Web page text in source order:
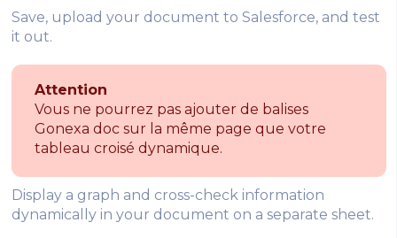
Save, upload your document to Salesforce, and test
it out.
Attention
Vous ne pourrez pas ajouter de balises
Gonexa doc sur la même page que votre
tableau croisé dynamique.
Display a graph and cross-check information
dynamically in your document on a separate sheet.